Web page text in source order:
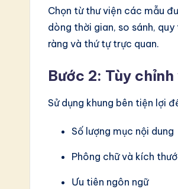
Chọn từ thư viện các mẫu
dòng thời gian, so sánh,
ràng và thứ tự trực quan.
Bước 2: Tùy
Sử dụng khung bên tiện lợi
Số lượng mục nội dung
Phông chữ và kích
Ưu tiên ngôn ngữ